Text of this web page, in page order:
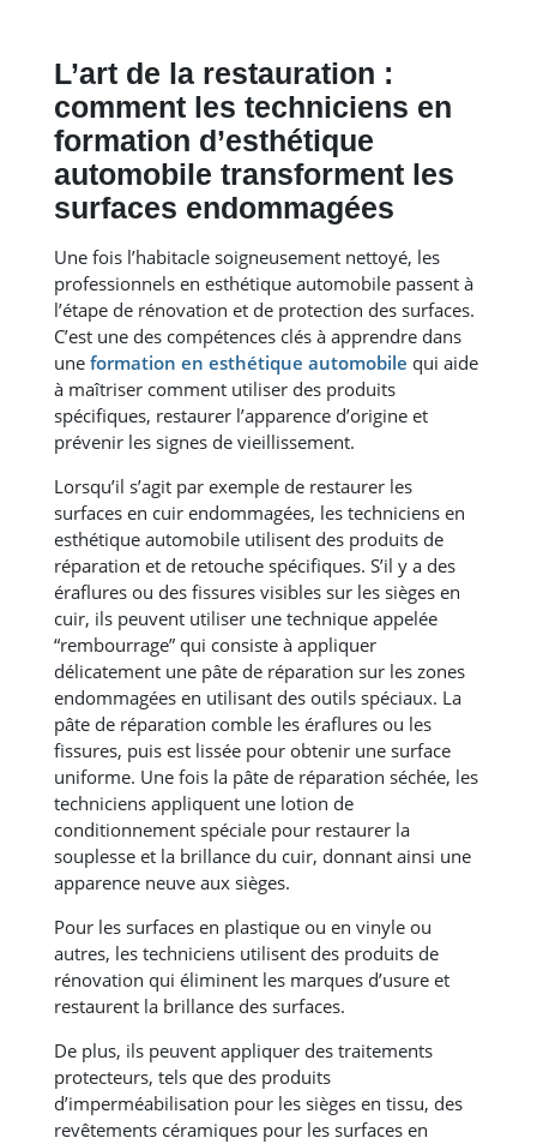
L’art de la restauration :
comment les techniciens en
formation d’esthétique
automobile transforment les
surfaces endommagées
Une fois l’habitacle soigneusement nettoyé, les
professionnels en esthétique automobile passent à
l’étape de rénovation et de protection des surfaces.
C’est une des compétences clés à apprendre dans
une formation en esthétique automobile qui aide
à maîtriser comment utiliser des produits
spécifiques, restaurer l’apparence d’origine et
prévenir les signes de vieillissement.
Lorsqu’il s’agit par exemple de restaurer les
surfaces en cuir endommagées, les techniciens en
esthétique automobile utilisent des produits de
réparation et de retouche spécifiques. S’il y a des
éraflures ou des fissures visibles sur les sièges en
cuir, ils peuvent utiliser une technique appelée
“rembourrage” qui consiste à appliquer
délicatement une pâte de réparation sur les zones
endommagées en utilisant des outils spéciaux. La
pâte de réparation comble les éraflures ou les
fissures, puis est lissée pour obtenir une surface
uniforme. Une fois la pâte de réparation séchée, les
techniciens appliquent une lotion de
conditionnement spéciale pour restaurer la
souplesse et la brillance du cuir, donnant ainsi une
apparence neuve aux sièges.
Pour les surfaces en plastique ou en vinyle ou
autres, les techniciens utilisent des produits de
rénovation qui éliminent les marques d’usure et
restaurent la brillance des surfaces.
De plus, ils peuvent appliquer des traitements
protecteurs, tels que des produits
d’imperméabilisation pour les sièges en tissu, des
revêtements céramiques pour les surfaces en